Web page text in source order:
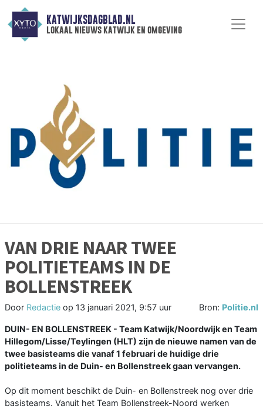
KATWIJKSDAGBLAD.NL
lokaal nieuws katwijk en omgeving
VAN DRIE NAAR TWEE
POLITIETEAMS IN DE
BOLLENSTREEK
Door Redactie op 13 januari 2021, 9:57 uur Bron: Politie.nl
DUIN- EN BOLLENSTREEK - Team Katwijk/Noordwijk en Team
Hillegom/Lisse/Teylingen (HLT) zijn de nieuwe namen van de
twee basisteams die vanaf 1 februari de huidige drie
politieteams in de Duin- en Bollenstreek gaan vervangen.
Op dit moment beschikt de Duin- en Bollenstreek nog over drie
basisteams. Vanuit het Team Bollenstreek-Noord werken